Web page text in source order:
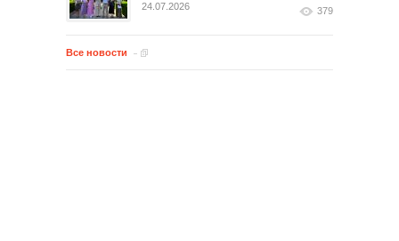
24.07.2026 379
Все новости